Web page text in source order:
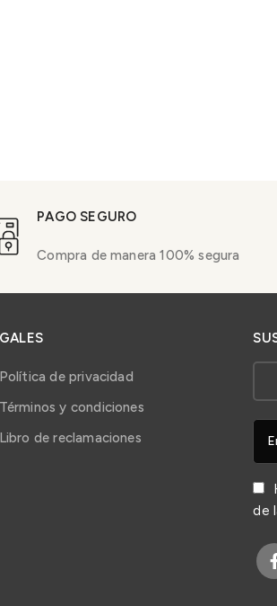
PAGO SEGURO
Compra de manera 100% segura
Política de privacidad
Términos y condiciones
Libro de reclamaciones
de